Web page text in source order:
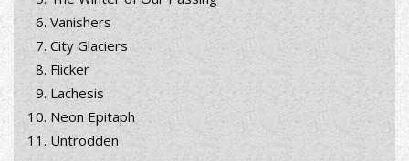
Vanishers
City Glaciers
Flicker
Lachesis
Neon Epitaph
Untrodden